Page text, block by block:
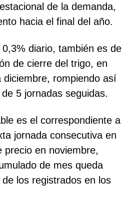
de la demanda,
hacia el final del año.
diario, también es de
de cierre del trigo, en
diciembre, rompiendo así
5 jornadas seguidas.
es el correspondiente a
jornada consecutiva en
precio en noviembre,
de mes queda
los registrados en los